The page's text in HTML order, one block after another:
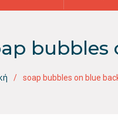
bubbles
soap bubbles on blue